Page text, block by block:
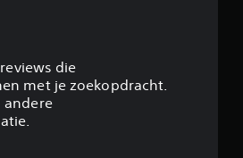
die
met je zoekopdracht.
andere